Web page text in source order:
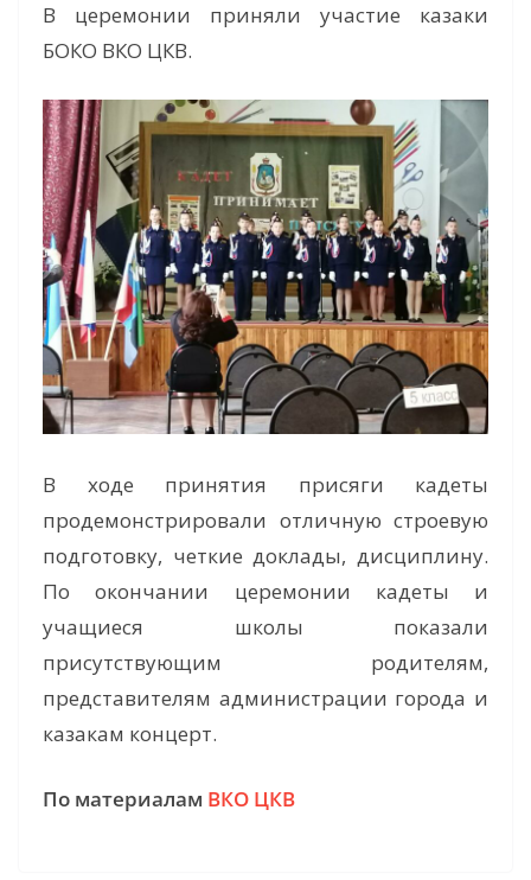
В церемонии приняли участие казаки
БОКО ВКО ЦКВ.
В ходе принятия присяги кадеты
продемонстрировали отличную строевую
подготовку, четкие доклады, дисциплину.
По окончании церемонии кадеты и
учащиеся школы показали
присутствующим родителям,
представителям администрации города и
казакам концерт.
По материалам ВКО ЦКВ